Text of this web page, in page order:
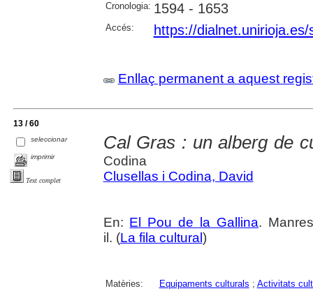
Cronologia: 1594 - 1653
Accés: https://
Enllaç permanent a aquest
13 / 60
seleccionar
imprimir
Text complet
Cal Gras : un alberg de
Codina
Clusellas i Codina, David
En: El Pou de la Gallina.
il. (La fila cultural)
Matèries: Equipaments culturals ; Activitats